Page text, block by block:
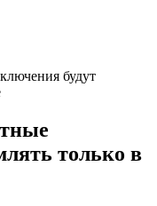
будут
только в